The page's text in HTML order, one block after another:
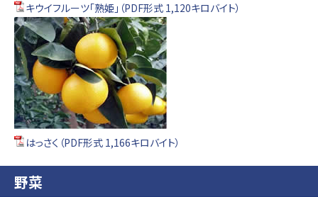
キウイフルーツ「熟姫」（PDF形式 1,120キロバイト）
はっさく（PDF形式 1,166キロバイト）
野菜